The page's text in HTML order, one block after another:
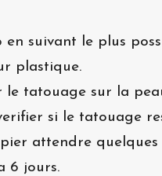
suivant le plus
plastique.
le tatouage sur la
si le tatouage
attendre quelques
6 jours.